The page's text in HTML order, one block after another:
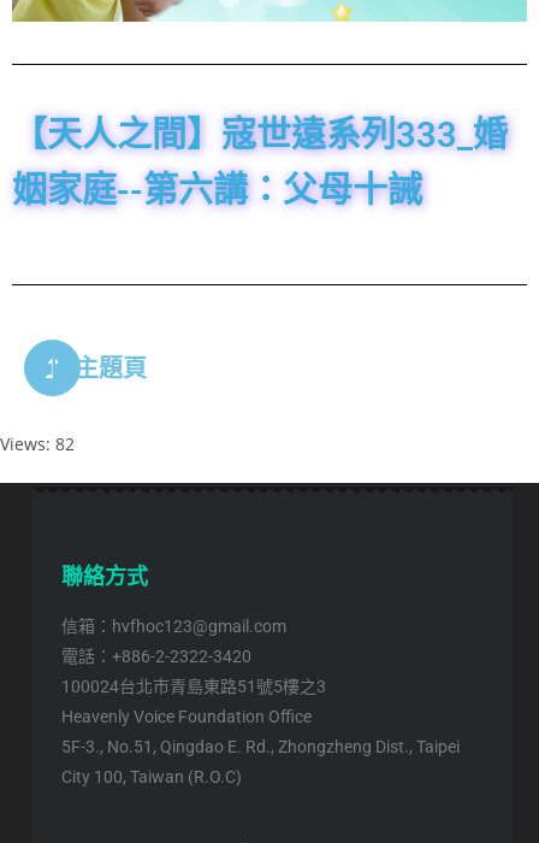
【天人之間】寇世遠系列333_婚
姻家庭--第六講：父母十誡
回主題頁
Views: 82
聯絡方式
信箱：hvfhoc123@gmail.com
電話：+886-2-2322-3420
100024台北市青島東路51號5樓之3
Heavenly Voice Foundation Office
5F-3., No.51, Qingdao E. Rd., Zhongzheng Dist., Taipei
City 100, Taiwan (R.O.C)